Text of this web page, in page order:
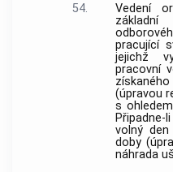
54.
Vedení
pracující
jejichž
pracovní
(úpravou
s
volný
doby
náhrada